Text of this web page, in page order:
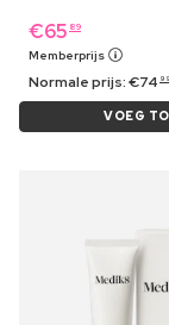
€65 89
Memberprijs
Normale prijs:€74 99
VOEG